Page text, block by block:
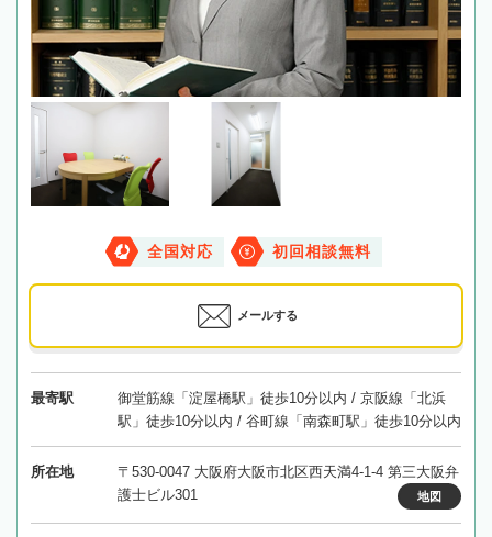
全国対応 初回相談無料
メールする
最寄駅
御堂筋線「淀屋橋駅」徒歩10分以内 / 京阪線「北浜
駅」徒歩10分以内 / 谷町線「南森町駅」徒歩10分以内
所在地
〒530-0047 大阪府大阪市北区西天満4-1-4 第三大阪弁
護士ビル301
地図